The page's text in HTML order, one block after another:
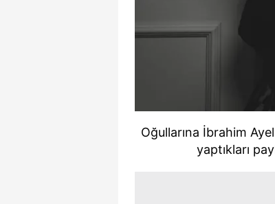
Oğullarına İbrahim
yaptıkları